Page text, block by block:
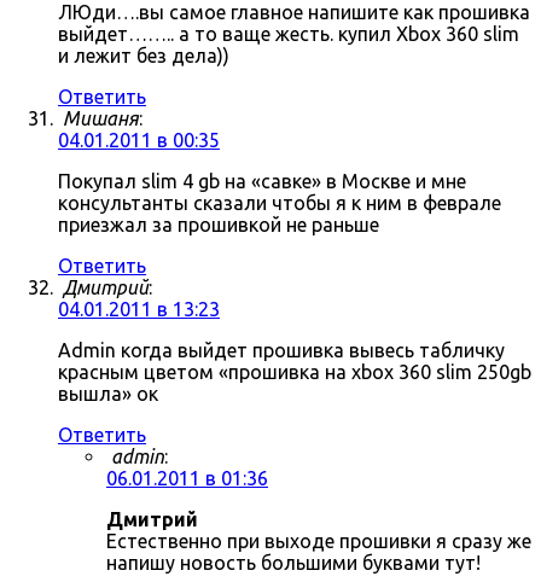
ЛЮди….вы самое главное напишите как прошивка
выйдет…….. а то ваще жесть. купил Xbox 360 slim
и лежит без дела))
Ответить
Мишаня:
04.01.2011 в 00:35
Покупал slim 4 gb на «савке» в Москве и мне
консультанты сказали чтобы я к ним в феврале
приезжал за прошивкой не раньше
Ответить
Дмитрий:
04.01.2011 в 13:23
Admin когда выйдет прошивка вывесь табличку
красным цветом «прошивка на xbox 360 slim 250gb
вышла» ок
Ответить
admin:
06.01.2011 в 01:36
Дмитрий
Естественно при выходе прошивки я сразу же
напишу новость большими буквами тут!